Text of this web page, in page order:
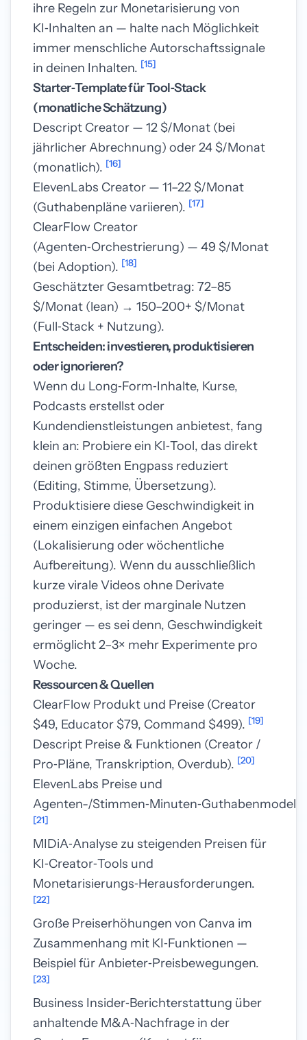
ihre Regeln zur Monetarisierung von
KI‑Inhalten an — halte nach Möglichkeit
immer menschliche Autorschaftssignale
in deinen Inhalten. [15]
Starter‑Template für Tool‑Stack
(monatliche Schätzung)
Descript Creator — 12 $/Monat (bei
jährlicher Abrechnung) oder 24 $/Monat
(monatlich). [16]
ElevenLabs Creator — 11–22 $/Monat
(Guthabenpläne variieren). [17]
ClearFlow Creator
(Agenten‑Orchestrierung) — 49 $/Monat
(bei Adoption). [18]
Geschätzter Gesamtbetrag: 72–85
$/Monat (lean) → 150–200+ $/Monat
(Full‑Stack + Nutzung).
Entscheiden: investieren, produktisieren
oder ignorieren?
Wenn du Long‑Form‑Inhalte, Kurse,
Podcasts erstellst oder
Kundendienstleistungen anbietest, fang
klein an: Probiere ein KI‑Tool, das direkt
deinen größten Engpass reduziert
(Editing, Stimme, Übersetzung).
Produktisiere diese Geschwindigkeit in
einem einzigen einfachen Angebot
(Lokalisierung oder wöchentliche
Aufbereitung). Wenn du ausschließlich
kurze virale Videos ohne Derivate
produzierst, ist der marginale Nutzen
geringer — es sei denn, Geschwindigkeit
ermöglicht 2–3× mehr Experimente pro
Woche.
Ressourcen & Quellen
ClearFlow Produkt und Preise (Creator
$49, Educator $79, Command $499). [19]
Descript Preise & Funktionen (Creator /
Pro‑Pläne, Transkription, Overdub). [20]
ElevenLabs Preise und
Agenten-/Stimmen‑Minuten‑Guthabenmodell.
[21]
MIDiA‑Analyse zu steigenden Preisen für
KI‑Creator‑Tools und
Monetarisierungs‑Herausforderungen.
[22]
Große Preiserhöhungen von Canva im
Zusammenhang mit KI‑Funktionen —
Beispiel für Anbieter‑Preisbewegungen.
[23]
Business Insider‑Berichterstattung über
anhaltende M&A‑Nachfrage in der